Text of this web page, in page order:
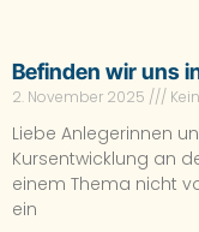
Befinden wir uns
2. November 2025
Liebe Anlegerinnen
Kursentwicklung an
einem Thema nicht
ein